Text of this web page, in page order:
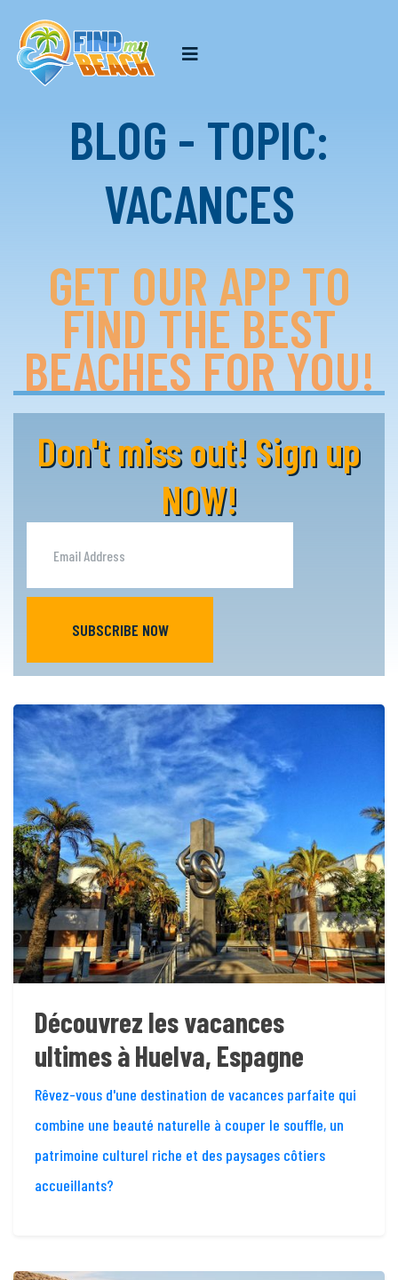
BLOG - TOPIC:
VACANCES
GET OUR APP TO
FIND THE BEST
BEACHES FOR YOU!
Don't miss out! Sign up
NOW!
SUBSCRIBE NOW
Découvrez les vacances
ultimes à Huelva, Espagne
Rêvez-vous d'une destination de vacances parfaite qui
combine une beauté naturelle à couper le souffle, un
patrimoine culturel riche et des paysages côtiers
accueillants?